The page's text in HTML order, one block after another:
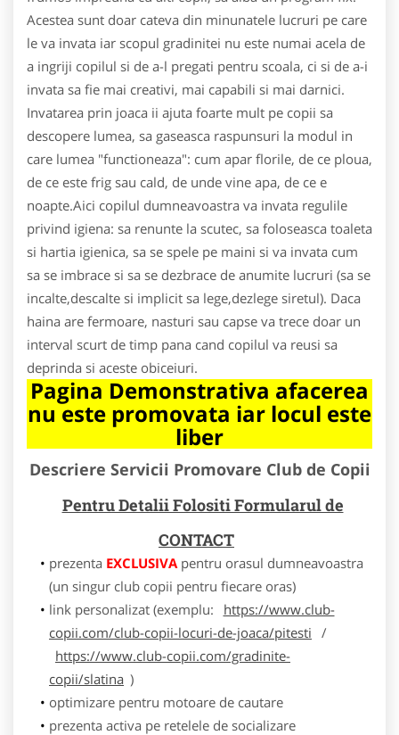
Acestea sunt doar cateva din minunatele lucruri pe care
le va invata iar scopul gradinitei nu este numai acela de
a ingriji copilul si de a-l pregati pentru scoala, ci si de a-i
invata sa fie mai creativi, mai capabili si mai darnici.
Invatarea prin joaca ii ajuta foarte mult pe copii sa
descopere lumea, sa gaseasca raspunsuri la modul in
care lumea "functioneaza": cum apar florile, de ce ploua,
de ce este frig sau cald, de unde vine apa, de ce e
noapte.Aici copilul dumneavoastra va invata regulile
privind igiena: sa renunte la scutec, sa foloseasca toaleta
si hartia igienica, sa se spele pe maini si va invata cum
sa se imbrace si sa se dezbrace de anumite lucruri (sa se
incalte,descalte si implicit sa lege,dezlege siretul). Daca
haina are fermoare, nasturi sau capse va trece doar un
interval scurt de timp pana cand copilul va reusi sa
deprinda si aceste obiceiuri.
Pagina Demonstrativa afacerea
nu este promovata iar locul este
liber
Descriere Servicii Promovare Club de Copii
Pentru Detalii Folositi Formularul de
CONTACT
prezenta EXCLUSIVApentru orasul dumneavoastra
(un singur club copii pentru fiecare oras)
link personalizat (exemplu:
https://www.club-
copii.com/club-copii-locuri-de-joaca/pitesti /
https://www.club-copii.com/gradinite-
copii/slatina )
optimizare pentru motoare de cautare
prezenta activa pe retelele de socializare